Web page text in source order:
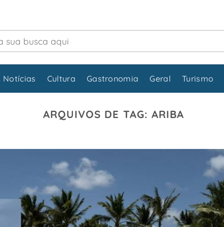
Notícias Cultura Gastronomia Geral Turismo
ARQUIVOS DE TAG: ARIBA